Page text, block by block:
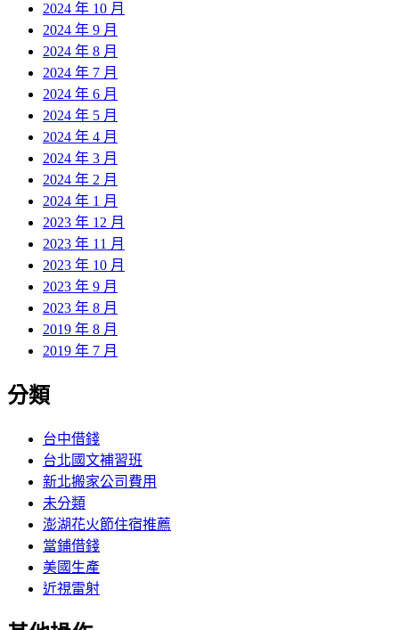
2024 年 10 月
2024 年 9 月
2024 年 8 月
2024 年 7 月
2024 年 6 月
2024 年 5 月
2024 年 4 月
2024 年 3 月
2024 年 2 月
2024 年 1 月
2023 年 12 月
2023 年 11 月
2023 年 10 月
2023 年 9 月
2023 年 8 月
2019 年 8 月
2019 年 7 月
分類
台中借錢
台北國文補習班
新北搬家公司費用
未分類
澎湖花火節住宿推薦
當鋪借錢
美國生產
近視雷射